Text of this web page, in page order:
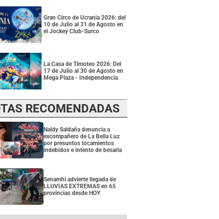
Gran Circo de Ucrania 2026: del
10 de Julio al 31 de Agosto en
el Jockey Club-Surco
La Casa de Timoteo 2026: Del
17 de Julio al 30 de Agosto en
Mega Plaza - Independencia
RECOMENDADAS
Naldy Saldaña denuncia a
excompañero de La Bella Luz
por presuntos tocamientos
indebidos e intento de besarla
Senamhi advierte llegada de
LLUVIAS EXTREMAS en 65
provincias desde HOY